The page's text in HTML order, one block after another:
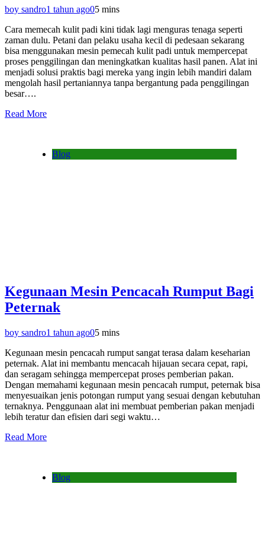
boy sandro1 tahun ago05 mins
Cara memecah kulit padi kini tidak lagi menguras tenaga seperti
zaman dulu. Petani dan pelaku usaha kecil di pedesaan sekarang
bisa menggunakan mesin pemecah kulit padi untuk mempercepat
proses penggilingan dan meningkatkan kualitas hasil panen. Alat ini
menjadi solusi praktis bagi mereka yang ingin lebih mandiri dalam
mengolah hasil pertaniannya tanpa bergantung pada penggilingan
besar….
Read More
Blog
Kegunaan Mesin Pencacah Rumput Bagi
Peternak
boy sandro1 tahun ago05 mins
Kegunaan mesin pencacah rumput sangat terasa dalam keseharian
peternak. Alat ini membantu mencacah hijauan secara cepat, rapi,
dan seragam sehingga mempercepat proses pemberian pakan.
Dengan memahami kegunaan mesin pencacah rumput, peternak bisa
menyesuaikan jenis potongan rumput yang sesuai dengan kebutuhan
ternaknya. Penggunaan alat ini membuat pemberian pakan menjadi
lebih teratur dan efisien dari segi waktu…
Read More
Blog